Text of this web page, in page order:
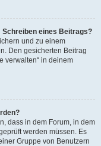
Schreiben eines Beitrags?
und zu einem
Den gesicherten Beitrag
verwalten“ in deinem
dass in dem Forum, in dem
werden müssen. Es
Gruppe von Benutzern